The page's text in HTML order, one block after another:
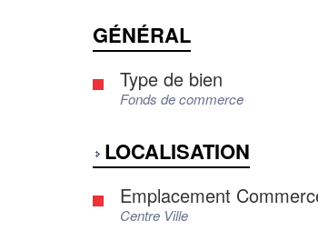
GÉNÉRAL
Type de bien
Fonds de commerce
LOCALISATION
Emplacement
Centre Ville